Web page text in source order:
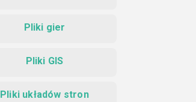
Pliki gier
Pliki GIS
Pliki układów stron